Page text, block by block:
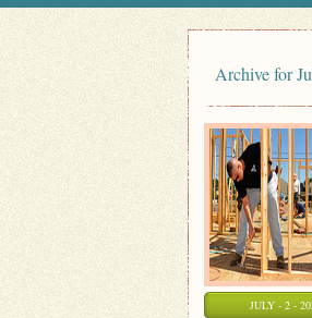
Archive for
JULY - 2 -